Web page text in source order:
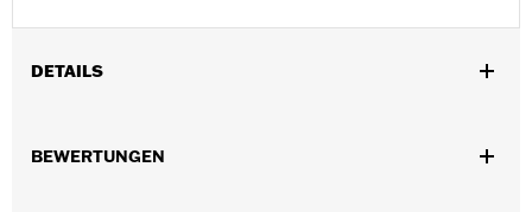
DETAILS
’24, FLHXU ab ’25 sowie FLHLT, FLHLTSE, FLHXL, FLHXLSE,
BEWERTUNGEN